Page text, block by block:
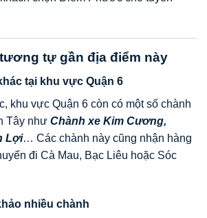
tự gần địa điểm này
tại khu vực Quận 6
khu vực Quận 6 còn có một số chành
Tây như Chành xe Kim Cương,
Lợi… Các chành này cũng nhận hàng
đi Cà Mau, Bạc Liêu hoặc Sóc
nhiều chành